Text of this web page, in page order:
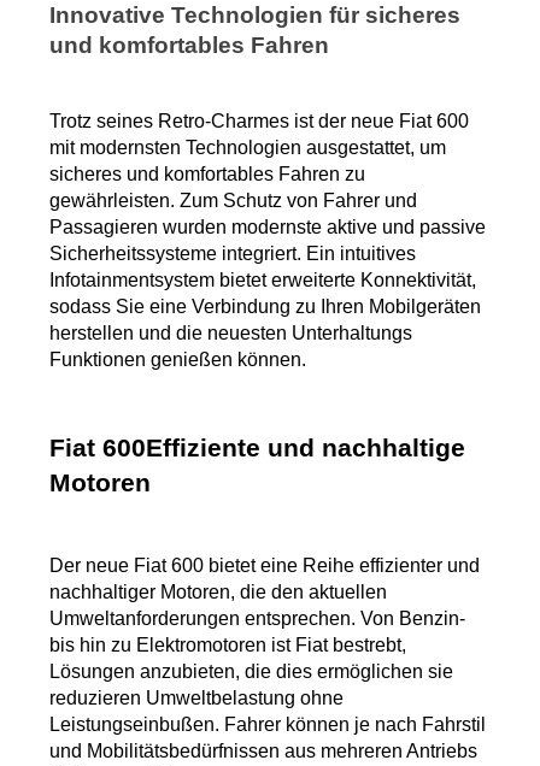
Innovative Technologien für sicheres
und komfortables Fahren
Trotz seines Retro-Charmes ist der neue Fiat 600
mit modernsten Technologien ausgestattet, um
sicheres und komfortables Fahren zu
gewährleisten. Zum Schutz von Fahrer und
Passagieren wurden modernste aktive und passive
Sicherheitssysteme integriert. Ein intuitives
Infotainmentsystem bietet erweiterte Konnektivität,
sodass Sie eine Verbindung zu Ihren Mobilgeräten
herstellen und die neuesten Unterhaltungs
Funktionen genießen können.
Fiat 600Effiziente und nachhaltige
Motoren
Der neue Fiat 600 bietet eine Reihe effizienter und
nachhaltiger Motoren, die den aktuellen
Umweltanforderungen entsprechen. Von Benzin-
bis hin zu Elektromotoren ist Fiat bestrebt,
Lösungen anzubieten, die dies ermöglichen sie
reduzieren Umweltbelastung ohne
Leistungseinbußen. Fahrer können je nach Fahrstil
und Mobilitätsbedürfnissen aus mehreren Antriebs